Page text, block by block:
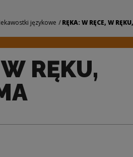
językowe RĘKA: W RĘCE, W
RĘKU,